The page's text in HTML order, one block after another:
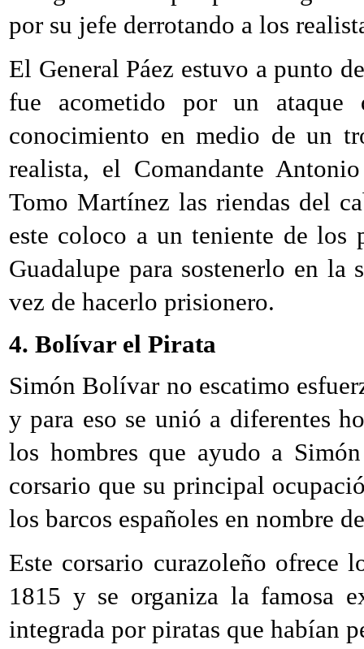
por su jefe derrotando a los
El General Páez estuvo a punto
fue acometido por un ataque
conocimiento en medio de un
realista, el Comandante
Tomo Martínez las riendas del
este coloco a un teniente de los
Guadalupe para sostenerlo en
vez de hacerlo prisionero.
4. Bolívar el Pirata
Simón Bolívar no escatimo
y para eso se unió a diferentes
los hombres que ayudo a
corsario que su principal
los barcos españoles en nombre
Este corsario curazoleño ofrece
1815 y se organiza la famosa
integrada por piratas que habían